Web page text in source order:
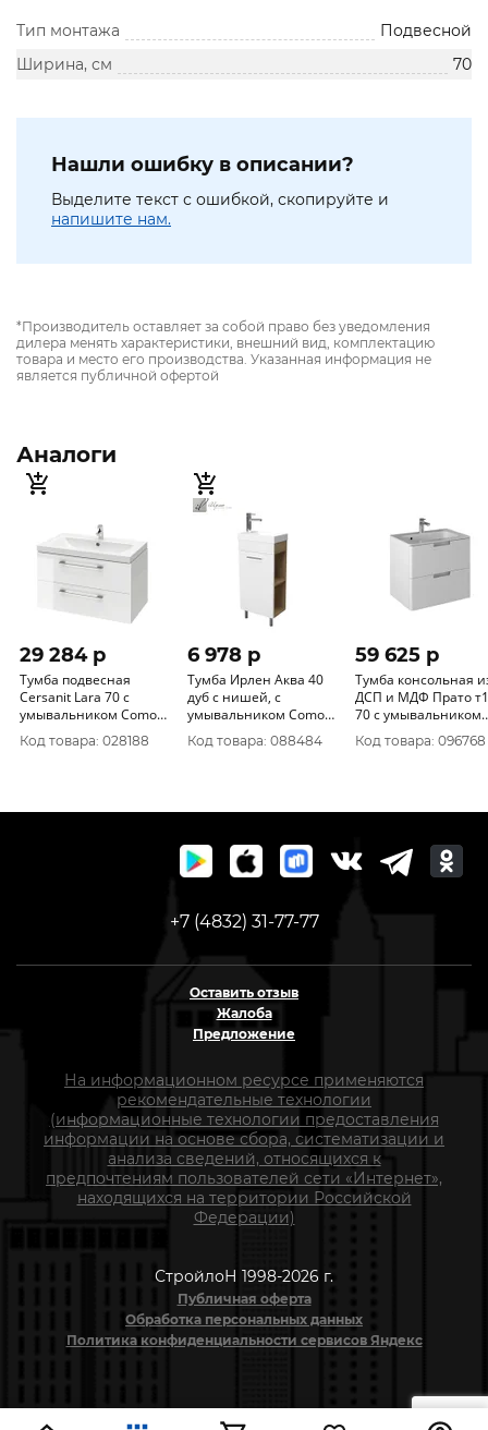
Тип монтажа
Подвесной
Ширина, см
70
Нашли ошибку в описании?
Выделите текст с ошибкой, скопируйте и
напишите нам.
*Производитель оставляет за собой право без уведомления
дилера менять характеристики, внешний вид, комплектацию
товара и место его производства. Указанная информация не
является публичной офертой
Аналоги
29 284 p
Тумба подвесная
Cersanit Lara 70 с
умывальником Como
70 СПЕЦЦЕНА
Код товара: 028188
6 978 p
Тумба Ирлен Аква 40
дуб с нишей, с
умывальником Como
40
Код товара: 088484
59 625 p
Тумба консольная
ДСП и МДФ Прато
70 с умывальником
Prato 70
Код товара: 096768
+7 (4832) 31-77-77
Оставить отзыв
Жалоба
Предложение
На информационном ресурсе применяются
рекомендательные технологии
(информационные технологии предоставления
информации на основе сбора, систематизации и
анализа сведений, относящихся к
предпочтениям пользователей сети «Интернет»,
находящихся на территории Российской
Федерации)
СтройлоН 1998-2026 г.
Публичная оферта
Обработка персональных данных
Политика конфиденциальности сервисов Яндекс